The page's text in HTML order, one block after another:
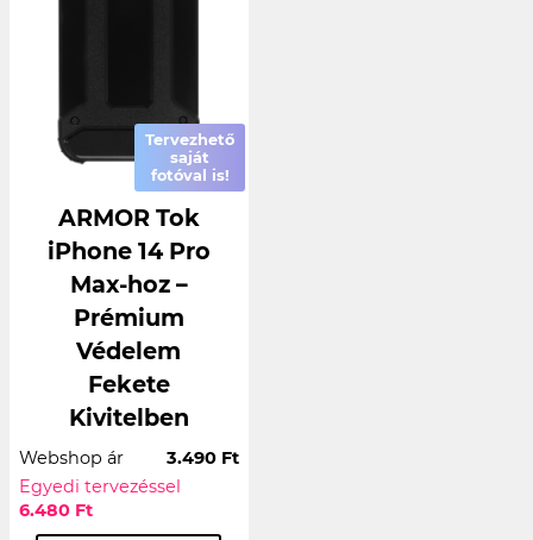
Tervezhető
saját
fotóval is!
ARMOR Tok
iPhone 14 Pro
Max-hoz –
Prémium
Védelem
Fekete
Kivitelben
Webshop ár
3.490 Ft
Egyedi tervezéssel
6.480 Ft